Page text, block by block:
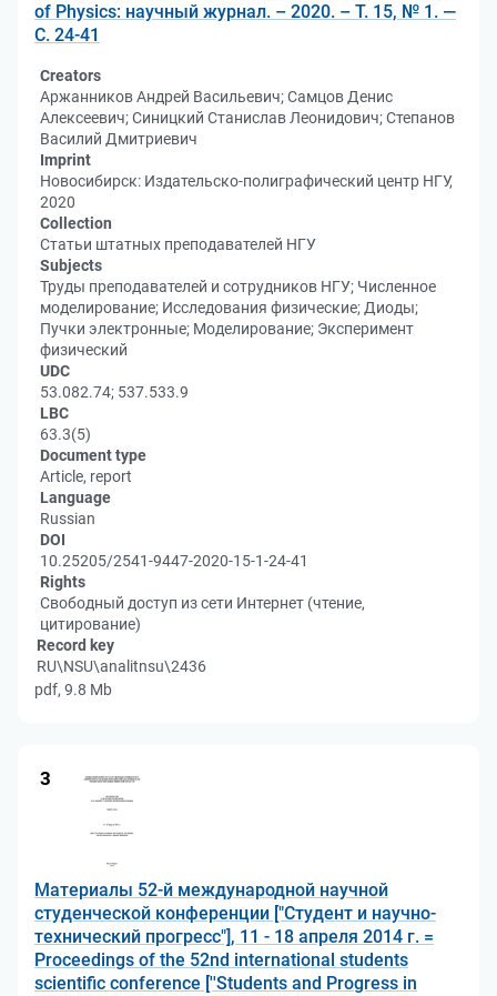
of Physics: научный журнал. – 2020. – Т. 15, № 1. —
С. 24-41
Creators
Аржанников Андрей Васильевич; Самцов Денис
Алексеевич; Синицкий Станислав Леонидович; Степанов
Василий Дмитриевич
Imprint
Новосибирск: Издательско-полиграфический центр НГУ,
2020
Collection
Статьи штатных преподавателей НГУ
Subjects
Труды преподавателей и сотрудников НГУ; Численное
моделирование; Исследования физические; Диоды;
Пучки электронные; Моделирование; Эксперимент
физический
UDC
53.082.74; 537.533.9
LBC
63.3(5)
Document type
Article, report
Language
Russian
DOI
10.25205/2541-9447-2020-15-1-24-41
Rights
Свободный доступ из сети Интернет (чтение,
цитирование)
Record key
RU\NSU\analitnsu\2436
pdf, 9.8 Mb
3
Материалы 52-й международной научной
студенческой конференции ["Студент и научно-
технический прогресс"], 11 - 18 апреля 2014 г. =
Proceedings of the 52nd international students
scientific conference [''Students and Progress in